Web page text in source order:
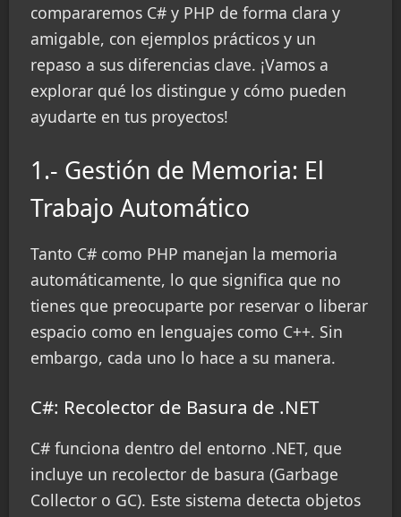
compararemos C# y PHP de forma clara y
amigable, con ejemplos prácticos y un
repaso a sus diferencias clave. ¡Vamos a
explorar qué los distingue y cómo pueden
ayudarte en tus proyectos!
1.- Gestión de Memoria: El
Trabajo Automático
Tanto C# como PHP manejan la memoria
automáticamente, lo que significa que no
tienes que preocuparte por reservar o liberar
espacio como en lenguajes como C++. Sin
embargo, cada uno lo hace a su manera.
C#: Recolector de Basura de .NET
C# funciona dentro del entorno .NET, que
incluye un recolector de basura (Garbage
Collector o GC). Este sistema detecta objetos